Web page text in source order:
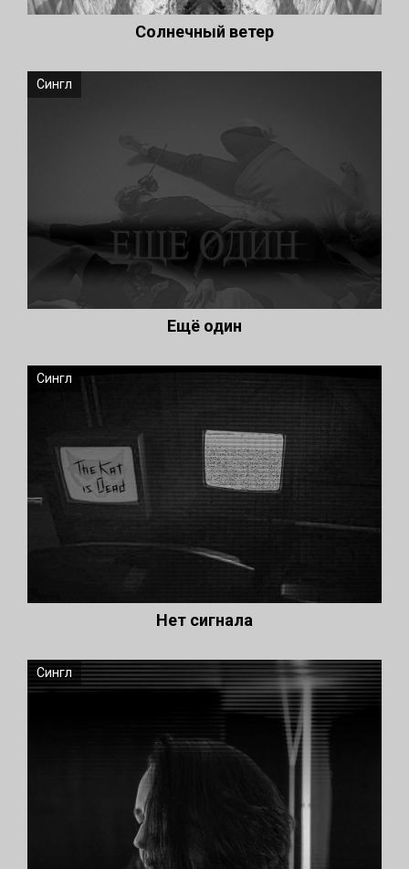
Солнечный ветер
Сингл
Ещё один
Сингл
Нет сигнала
Сингл